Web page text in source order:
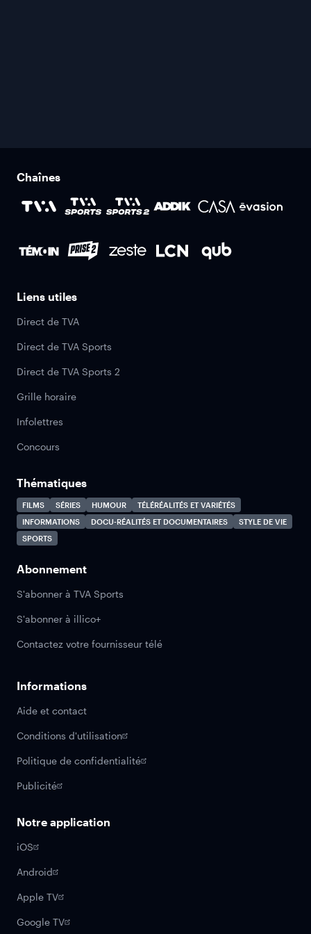
Chaînes
Liens utiles
Direct de TVA
Direct de TVA Sports
Direct de TVA Sports 2
Grille horaire
Infolettres
Concours
Thématiques
FILMS SÉRIES HUMOUR
TÉLÉRÉALITÉS ET VARIÉTÉS
INFORMATIONS
DOCU-RÉALITÉS ET DOCUMENTAIRES
STYLE DE VIE
SPORTS
Abonnement
S'abonner à TVA Sports
S'abonner à illico+
Contactez votre fournisseur télé
Informations
Aide et contact
Conditions d'utilisation
Politique de confidentialité
Publicité
Notre application
iOS
Android
Apple TV
Google TV